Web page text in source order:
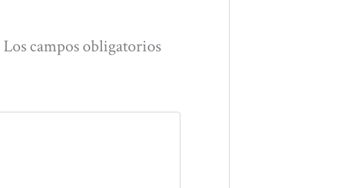
Los campos obligatorios